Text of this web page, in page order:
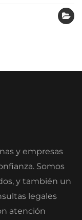
y empresas
Somos
y también un
legales
atención